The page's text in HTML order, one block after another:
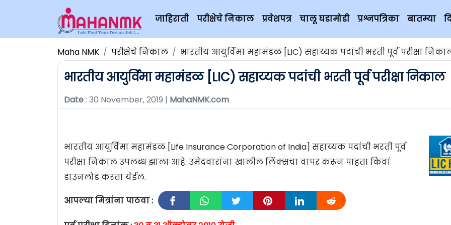
जाहिराती परीक्षेचे निकाल प्रवेशपत्र चालू घडामोडी प्रश्नपत्रिका बातम्या
Maha NMK परीक्षेचे निकाल भारतीय आयुर्विमा महामंडळ [LIC) सहाय्यक पदांची भरती पूर्व परीक्षा
भारतीय आयुर्विमा महामंडळ [LIC) सहाय्यक पदांची भरती पूर्व परीक्षा निकाल
Date: 30 November, 2019 | MahaNMK.com
भारतीय आयुर्विमा महामंडळ [Life Insurance Corporation of India] सहाय्यक पदांची भरती पूर्व
परीक्षा निकाल उपलब्ध झाला आहे. उमेदवारांना खालील लिंक्सचा वापर करून पाहता किवां
डाउनलोड करता येईल.
आपल्या मित्रांना पाठवा :